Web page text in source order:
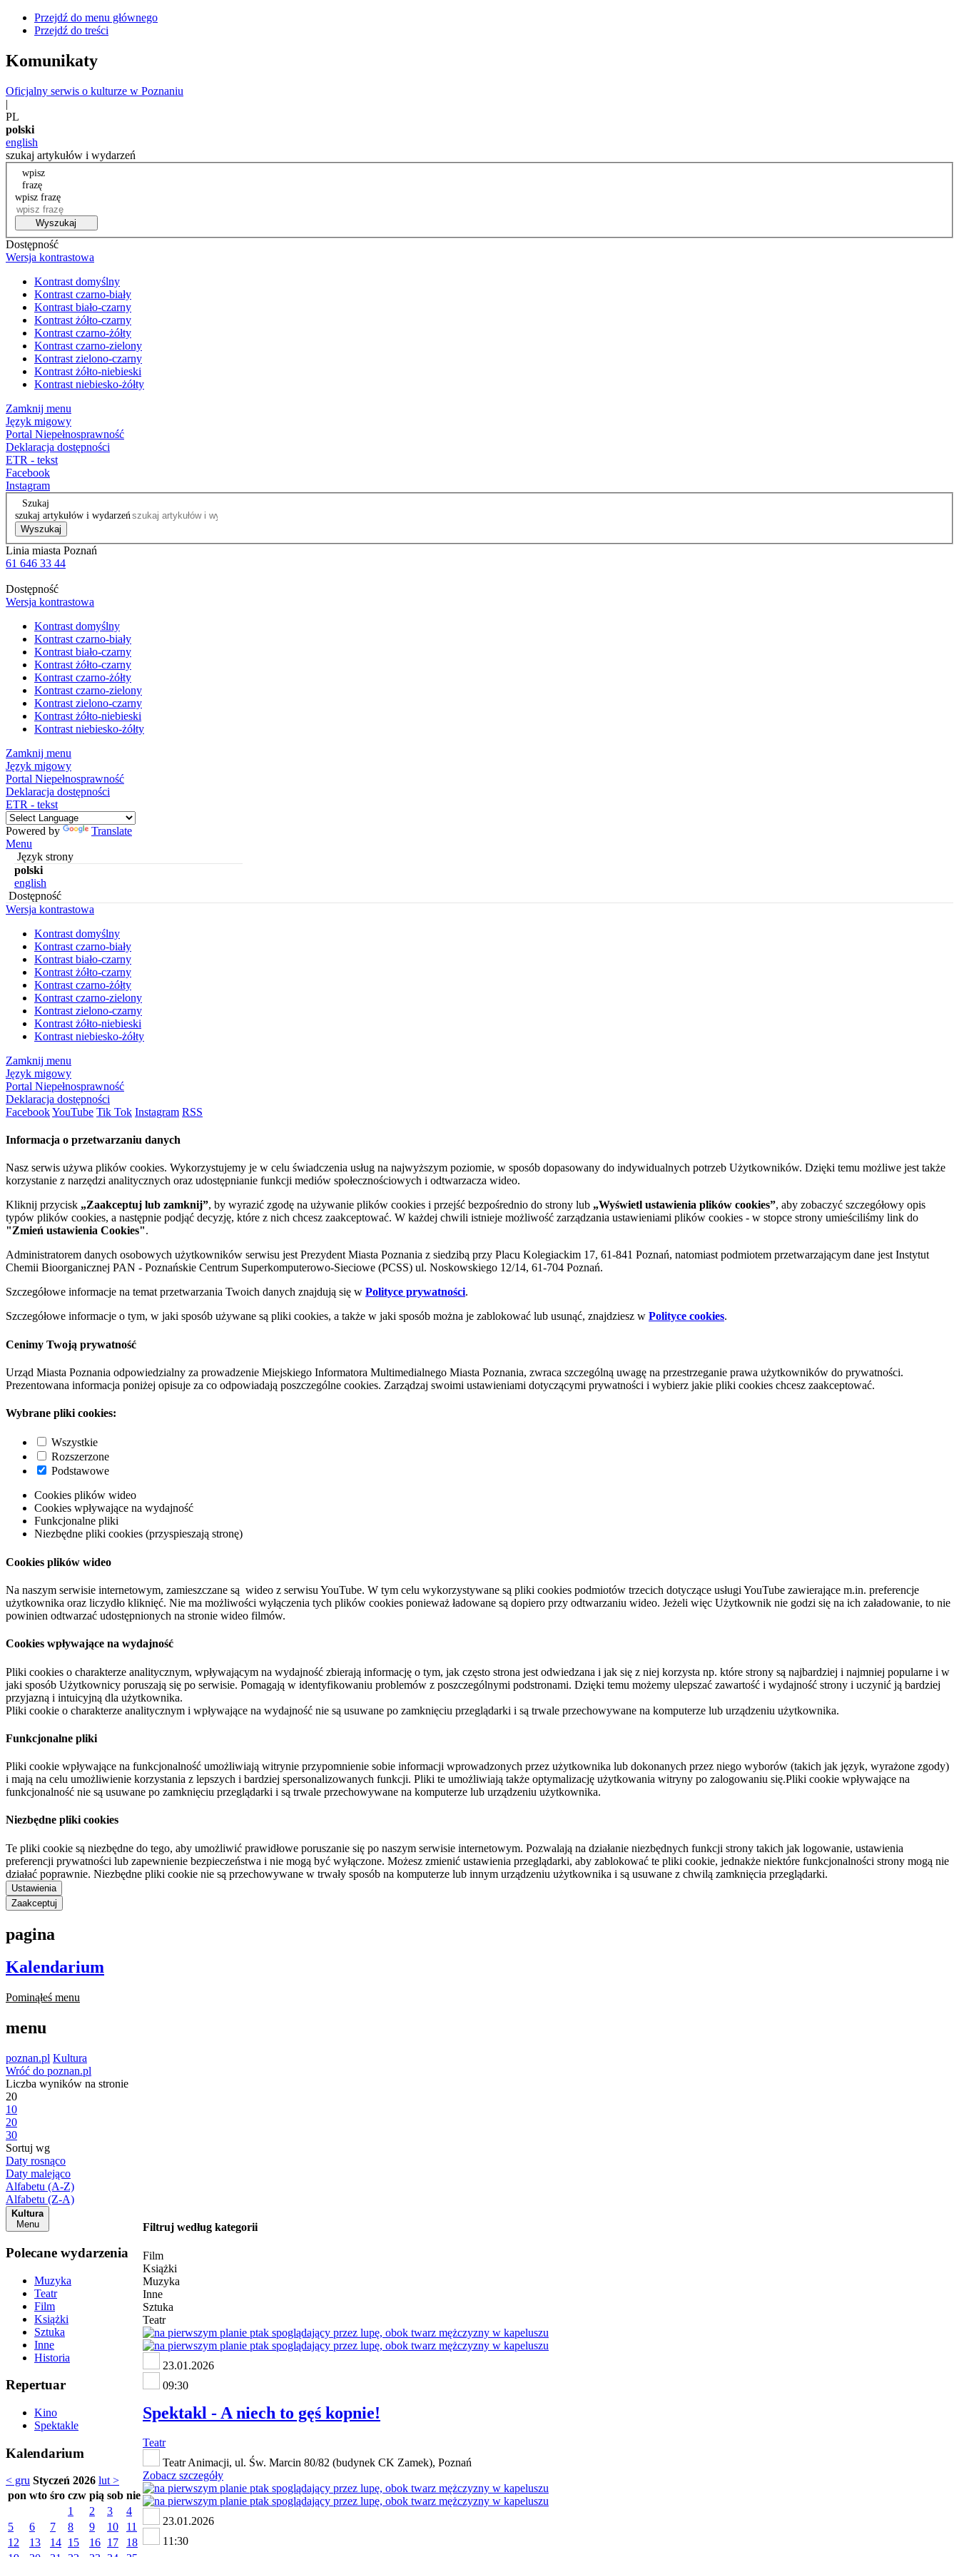
Przejdź do menu głównego
Przejdź do treści
Komunikaty
Oficjalny serwis o kulturze w Poznaniu
|
PL
polski
english
szukaj artykułów i wydarzeń
wpisz
frazę
wpisz frazę
Wyszukaj
Dostępność
Wersja kontrastowa
Kontrast domyślny
Kontrast czarno-biały
Kontrast biało-czarny
Kontrast żółto-czarny
Kontrast czarno-żółty
Kontrast czarno-zielony
Kontrast zielono-czarny
Kontrast żółto-niebieski
Kontrast niebiesko-żółty
Zamknij menu
Język migowy
Portal Niepełnosprawność
Deklaracja dostępności
ETR - tekst
Facebook
Instagram
Szukaj
szukaj artykułów i wydarzeń
Wyszukaj
Linia miasta Poznań
61 646 33 44
Dostępność
Wersja kontrastowa
Kontrast domyślny
Kontrast czarno-biały
Kontrast biało-czarny
Kontrast żółto-czarny
Kontrast czarno-żółty
Kontrast czarno-zielony
Kontrast zielono-czarny
Kontrast żółto-niebieski
Kontrast niebiesko-żółty
Zamknij menu
Język migowy
Portal Niepełnosprawność
Deklaracja dostępności
ETR - tekst
Powered by
Translate
Menu
Język strony
polski
english
Dostępność
Wersja kontrastowa
Kontrast domyślny
Kontrast czarno-biały
Kontrast biało-czarny
Kontrast żółto-czarny
Kontrast czarno-żółty
Kontrast czarno-zielony
Kontrast zielono-czarny
Kontrast żółto-niebieski
Kontrast niebiesko-żółty
Zamknij menu
Język migowy
Portal Niepełnosprawność
Deklaracja dostępności
FacebookYouTube Tik Tok Instagram RSS
Informacja o przetwarzaniu danych
Nasz serwis używa plików cookies. Wykorzystujemy je w celu świadczenia usług na najwyższym poziomie, w sposób dopasowany do indywidualnych potrzeb Użytkowników. Dzięki temu możliwe jest także
korzystanie z narzędzi analitycznych oraz udostępnianie funkcji mediów społecznościowych i odtwarzacza wideo.
Kliknij przycisk „Zaakceptuj lub zamknij”, by wyrazić zgodę na używanie plików cookies i przejść bezpośrednio do strony lub „Wyświetl ustawienia plików cookies”, aby zobaczyć szczegółowy opis
typów plików cookies, a następnie podjąć decyzję, które z nich chcesz zaakceptować. W każdej chwili istnieje możliwość zarządzania ustawieniami plików cookies - w stopce strony umieściliśmy link do
"Zmień ustawienia Cookies".
Administratorem danych osobowych użytkowników serwisu jest Prezydent Miasta Poznania z siedzibą przy Placu Kolegiackim 17, 61-841 Poznań, natomiast podmiotem przetwarzającym dane jest Instytut
Chemii Bioorganicznej PAN - Poznańskie Centrum Superkomputerowo-Sieciowe (PCSS) ul. Noskowskiego 12/14, 61-704 Poznań.
Szczegółowe informacje na temat przetwarzania Twoich danych znajdują się w Polityce prywatności.
Szczegółowe informacje o tym, w jaki sposób używane są pliki cookies, a także w jaki sposób można je zablokować lub usunąć, znajdziesz w Polityce cookies.
Cenimy Twoją prywatność
Urząd Miasta Poznania odpowiedzialny za prowadzenie Miejskiego Informatora Multimedialnego Miasta Poznania, zwraca szczególną uwagę na przestrzeganie prawa użytkowników do prywatności.
Prezentowana informacja poniżej opisuje za co odpowiadają poszczególne cookies. Zarządzaj swoimi ustawieniami dotyczącymi prywatności i wybierz jakie pliki cookies chcesz zaakceptować.
Wybrane pliki cookies:
Wszystkie
Rozszerzone
Podstawowe
Cookies plików wideo
Cookies wpływające na wydajność
Funkcjonalne pliki
Niezbędne pliki cookies (przyspieszają stronę)
Cookies plików wideo
Na naszym serwisie internetowym, zamieszczane są wideo z serwisu YouTube. W tym celu wykorzystywane są pliki cookies podmiotów trzecich dotyczące usługi YouTube zawierające m.in. preferencje
użytkownika oraz liczydło kliknięć. Nie ma możliwości wyłączenia tych plików cookies ponieważ ładowane są dopiero przy odtwarzaniu wideo. Jeżeli więc Użytkownik nie godzi się na ich załadowanie, to nie
powinien odtwarzać udostępnionych na stronie wideo filmów.
Cookies wpływające na wydajność
Pliki cookies o charakterze analitycznym, wpływającym na wydajność zbierają informację o tym, jak często strona jest odwiedzana i jak się z niej korzysta np. które strony są najbardziej i najmniej popularne i w
jaki sposób Użytkownicy poruszają się po serwisie. Pomagają w identyfikowaniu problemów z poszczególnymi podstronami. Dzięki temu możemy ulepszać zawartość i wydajność strony i uczynić ją bardziej
przyjazną i intuicyjną dla użytkownika.
Pliki cookie o charakterze analitycznym i wpływające na wydajność nie są usuwane po zamknięciu przeglądarki i są trwale przechowywane na komputerze lub urządzeniu użytkownika.
Funkcjonalne pliki
Pliki cookie wpływające na funkcjonalność umożliwiają witrynie przypomnienie sobie informacji wprowadzonych przez użytkownika lub dokonanych przez niego wyborów (takich jak język, wyrażone zgody)
i mają na celu umożliwienie korzystania z lepszych i bardziej spersonalizowanych funkcji. Pliki te umożliwiają także optymalizację użytkowania witryny po zalogowaniu się.Pliki cookie wpływające na
funkcjonalność nie są usuwane po zamknięciu przeglądarki i są trwale przechowywane na komputerze lub urządzeniu użytkownika.
Niezbędne pliki cookies
Te pliki cookie są niezbędne do tego, aby umożliwić prawidłowe poruszanie się po naszym serwisie internetowym. Pozwalają na działanie niezbędnych funkcji strony takich jak logowanie, ustawienia
preferencji prywatności lub zapewnienie bezpieczeństwa i nie mogą być wyłączone. Możesz zmienić ustawienia przeglądarki, aby zablokować te pliki cookie, jednakże niektóre funkcjonalności strony mogą nie
działać poprawnie. Niezbędne pliki cookie nie są przechowywane w trwały sposób na komputerze lub innym urządzeniu użytkownika i są usuwane z chwilą zamknięcia przeglądarki.
Ustawienia
Zaakceptuj
pagina
Kalendarium
Pominąłeś menu
menu
poznan.pl Kultura
Wróć do poznan.pl
Liczba wyników na stronie
20
10
20
30
Sortuj wg
Daty rosnąco
Daty malejąco
Alfabetu (A-Z)
Alfabetu (Z-A)
Kultura
Menu
Polecane wydarzenia
Muzyka
Teatr
Film
Książki
Sztuka
Inne
Historia
Repertuar
Kino
Spektakle
Kalendarium
< gru Styczeń 2026 lut >
pon wto śro czw pią sob nie
1
2 3
4
5
6 7 8 9 10
11
12
13 14 15 16 17
18
Filtruj według kategorii
Film
Książki
Muzyka
Inne
Sztuka
Teatr
23.01.2026
09:30
Spektakl - A niech to gęś kopnie!
Teatr
Teatr Animacji, ul. Św. Marcin 80/82 (budynek CK Zamek), Poznań
Zobacz szczegóły
23.01.2026
11:30